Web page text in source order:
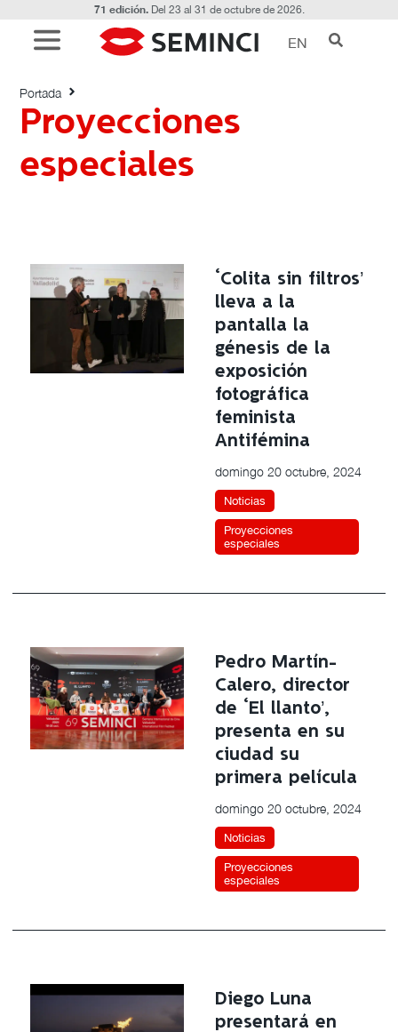
71 edición.Del 23 al 31 de octubre de 2026.
EN
Proyecciones
especiales
Portada
Etiquetado con: Proyecciones especiales
‘Colita sin filtros’
lleva a la
pantalla la
génesis de la
exposición
fotográfica
feminista
Antifémina
domingo 20 octubre, 2024
Noticias
Proyecciones
especiales
Pedro Martín-
Calero, director
de ‘El llanto’,
presenta en su
ciudad su
primera película
domingo 20 octubre, 2024
Noticias
Proyecciones
especiales
Diego Luna
presentará en